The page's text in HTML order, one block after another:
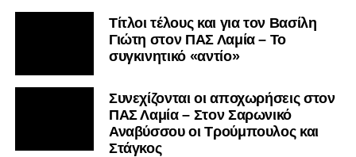
Τίτλοι τέλους και για τον Βασίλη
Γιώτη στον ΠΑΣ Λαμία – Το
συγκινητικό «αντίο»
Συνεχίζονται οι αποχωρήσεις στον
ΠΑΣ Λαμία – Στον Σαρωνικό
Αναβύσσου οι Τρούμπουλος και
Στάγκος